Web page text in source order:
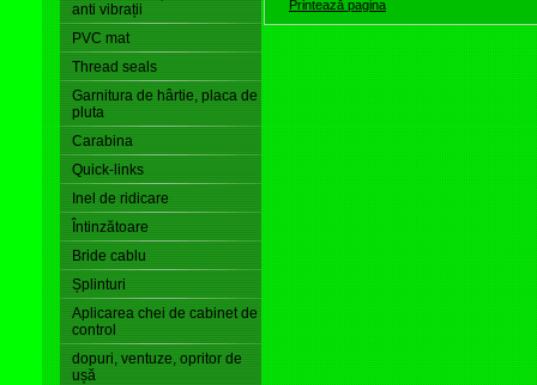
anti vibrații
PVC mat
Thread seals
Garnitura de hârtie, placa de
pluta
Carabina
Quick-links
Inel de ridicare
Întinzătoare
Bride cablu
Șplinturi
Aplicarea chei de cabinet de
control
dopuri, ventuze, opritor de
ușă
Printează pagina